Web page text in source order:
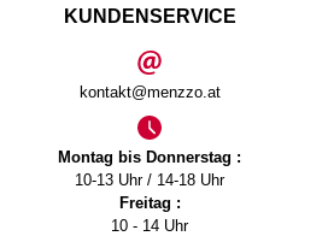
KUNDENSERVICE
kontakt@menzzo.at
Montag bis Donnerstag :
10-13 Uhr / 14-18 Uhr
Freitag :
10 - 14 Uhr